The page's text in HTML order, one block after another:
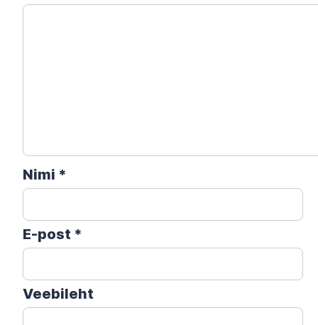
Nimi *
E-post *
Veebileht